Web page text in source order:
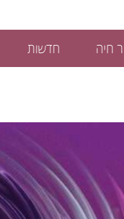
חיה חדשות